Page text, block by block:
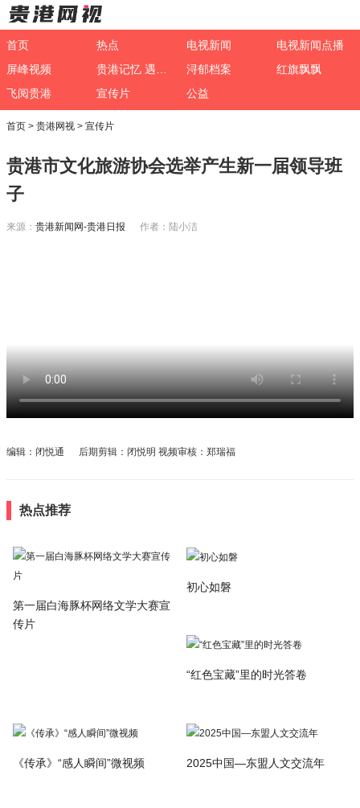
首页 热点 电视新闻
电视新闻点播
屏峰视频
浔郁档案
红旗飘飘
飞阅贵港
宣传片 公益
首页 > 贵港网视 > 宣传片
贵港市文化旅游协会选举产生新一届领导班
子
来源： 贵港新闻网-贵港日报 作者：陆小洁
编辑：闭悦通 后期剪辑：闭悦明 视频审核：郑瑞福
热点推荐
第一届白海豚杯网络文学大赛宣
传片
初心如磐
“红色宝藏”里的时光答卷
《传承》“感人瞬间”微视频 2025中国—东盟人文交流年